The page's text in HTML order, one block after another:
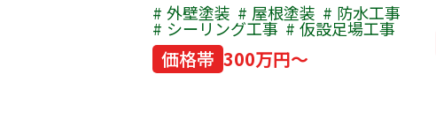
外壁塗装 屋根塗装 防水工事
シーリング工事 仮設足場工事
価格帯 300万円～